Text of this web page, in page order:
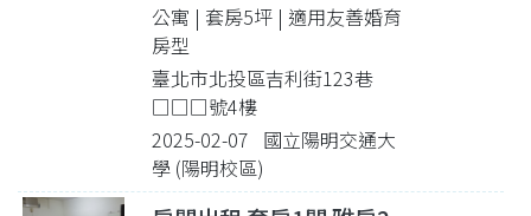
公寓 | 套房5坪 | 適用友善婚育
房型
臺北市北投區吉利街123巷
□□□號4樓
2025-02-07 國立陽明交通大
學 (陽明校區)